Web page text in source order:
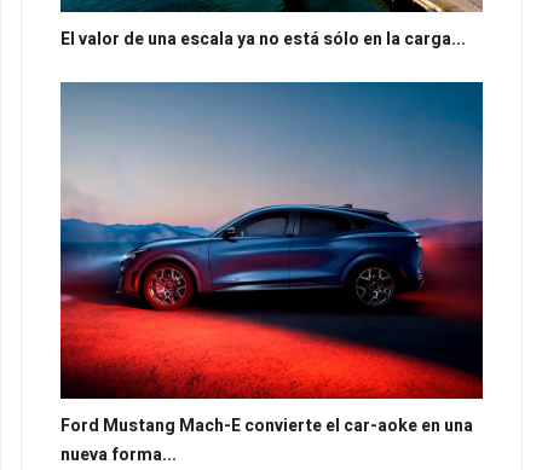
El valor de una escala ya no está sólo en la carga...
Ford Mustang Mach-E convierte el car-aoke en una
nueva forma...